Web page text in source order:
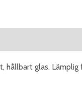
hållbart glas.